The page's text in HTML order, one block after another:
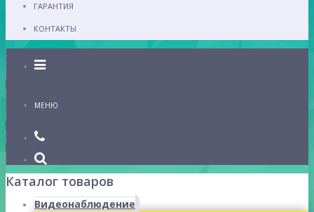
ГАРАНТИЯ
КОНТАКТЫ
Каталог
МЕНЮ
Каталог товаров
Видеонаблюдение